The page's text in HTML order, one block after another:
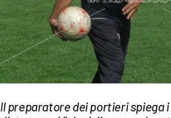
EVENTI
SPORT
Streaming
Il preparatore dei portieri spiega